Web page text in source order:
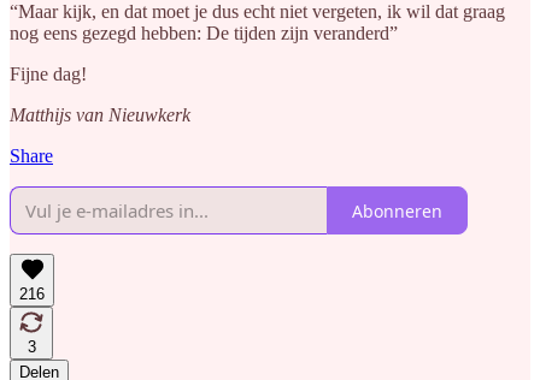
“Maar kijk, en dat moet je dus echt niet vergeten, ik wil dat graag
nog eens gezegd hebben: De tijden zijn veranderd”
Fijne dag!
Matthijs van Nieuwkerk
Share
Abonneren
216
3
Delen